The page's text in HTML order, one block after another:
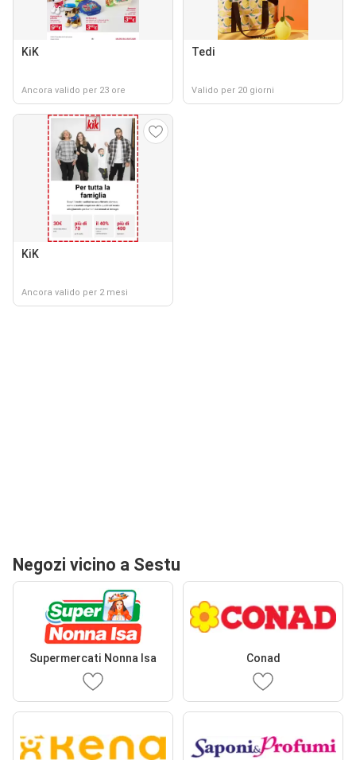
KiK
Ancora valido per 23 ore
Tedi
Valido per 20 giorni
KiK
Ancora valido per 2 mesi
Negozi vicino a Sestu
Supermercati Nonna Isa Conad